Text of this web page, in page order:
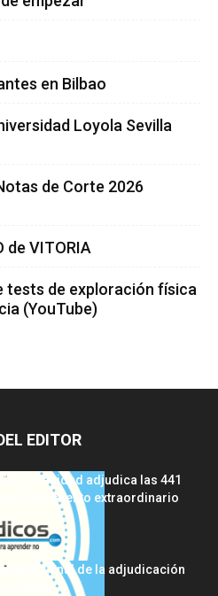
en Bilbao
Loyola Sevilla
de Corte 2026
de VITORIA
tests de exploración física
(YouTube)
EDITOR
2026: Sanidad adjudica las 441
procedimiento extraordinario
análisis final de la adjudicación
y claves...